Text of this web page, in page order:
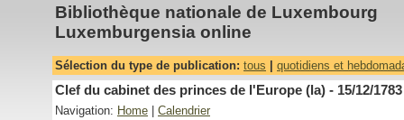
Bibliothèque nationale de Luxembourg
Luxemburgensia online
Sélection du type de publication: tous quotidiens et
Clef du cabinet des princes de l'Europe (la) - 15/12/1783
Navigation: Home Calendrier